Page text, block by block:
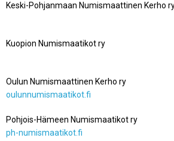
Keski-Pohjanmaan Numismaattinen Kerho
Kuopion Numismaatikot ry
Oulun Numismaattinen Kerho ry
oulunnumismaatikot.fi
Pohjois-Hämeen Numismaatikot ry
ph-numismaatikot.fi